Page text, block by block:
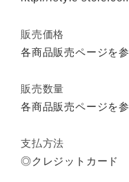
販売価格
各商品販売ページを
販売数量
各商品販売ページを
支払方法
◎クレジットカード